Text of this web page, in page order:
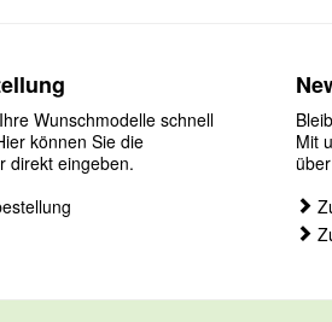
Wunschmodelle schnell
können Sie die
direkt eingeben.
Mit